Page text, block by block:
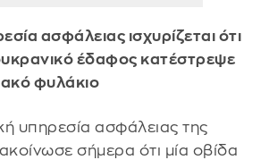
ασφάλειας ισχυρίζεται ότι
έδαφος κατέστρεψε
φυλάκιο
υπηρεσία ασφάλειας της
σήμερα ότι μία οβίδα